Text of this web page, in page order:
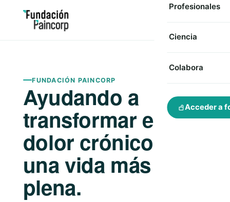
Profesionales
Ciencia
Colabora
Acceder a
FUNDACIÓN PAINCORP
Ayudando a
transformar el
dolor crónico en
una vida más
plena.